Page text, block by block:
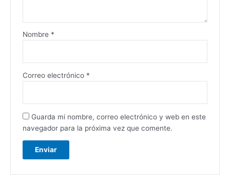
Nombre *
Correo electrónico *
Guarda mi nombre, correo electrónico y web en este
navegador para la próxima vez que comente.